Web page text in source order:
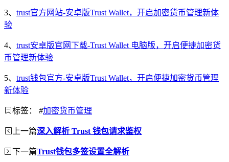
3、 trust官方网站-安卓版Trust Wallet，开启加密货币管理新体
验
4、 trust安卓版官网下载-Trust Wallet 电脑版，开启便捷加密货
币管理新体验
5、 trust钱包官方-安卓版Trust Wallet，开启便捷加密货币管理
新体验
标签： #加密货币管理
上一篇深入解析 Trust 钱包请求鉴权
下一篇Trust钱包多签设置全解析